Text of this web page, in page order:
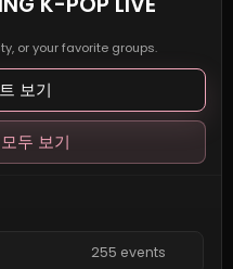
or your favorite groups.
보기
두 보기
255 events